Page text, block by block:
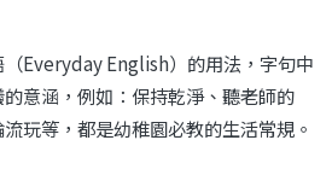
Everyday English）的用法，字句中
意涵，例如：保持乾淨、聽老師的
玩等，都是幼稚園必教的生活常規。